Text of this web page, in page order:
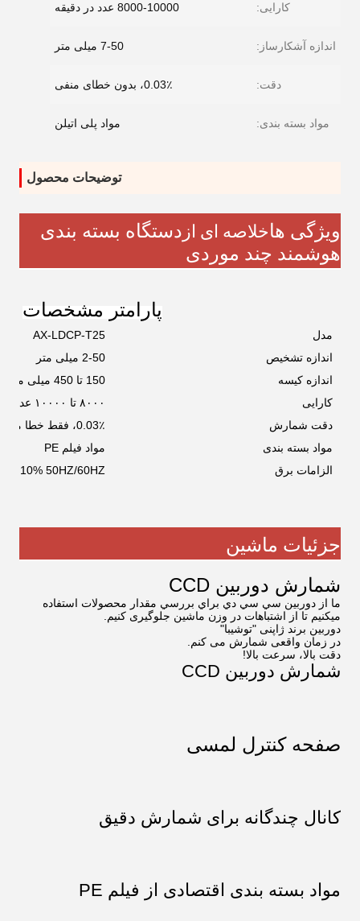
کارایی: 8000-10000 عدد در دقیقه
اندازه آشکارساز: 7-50 میلی متر
دقت: 0.03٪، بدون خطای منفی
مواد بسته بندی: مواد پلی اتیلن
توضیحات محصول
ویژگی هاخلاصه ای از دستگاه بسته بندی
هوشمند چند موردی
پارامتر مشخصات
مدل
AX-LDCP-T25
اندازه تشخیص
2-50 میلی متر
اندازه کیسه
150 تا 450 میلی متر
کارایی
۸۰۰۰ تا ۱۰۰۰۰ عدد/دقیقه
دقت شمارش
0.03٪، فقط خطا مثبت
مواد بسته بندی
مواد فیلم PE
الزامات برق
± 10% 50HZ/60HZ
جزئیات ماشین
شمارش دوربین CCD
ما از دوربين سي سي دي براي بررسي مقدار محصولات استفاده
ميکنيم تا از اشتباهات در وزن ماشين جلوگیری کنيم.
دوربین برند ژاپنی "توشیبا"
در زمان واقعی شمارش می کنم.
دقت بالا، سرعت بالا!
شمارش دوربین CCD
صفحه کنترل لمسی
کانال چندگانه برای شمارش دقیق
مواد بسته بندی اقتصادی از فیلم PE